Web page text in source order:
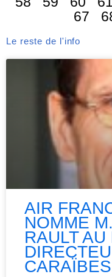
67
Le reste de l'info
AIR
NOMME
RAULT
CARAÏBES